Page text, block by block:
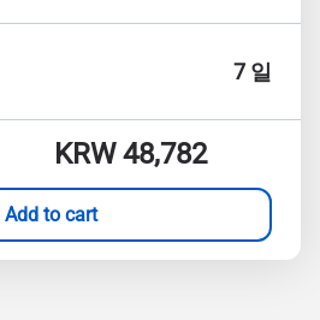
7 일
KRW 48,782
Add to cart